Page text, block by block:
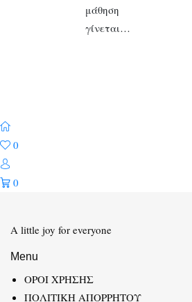
μάθηση
γίνεται…
0
0
A little joy for everyone
Menu
ΟΡΟΙ ΧΡΗΣΗΣ
ΠΟΛΙΤΙΚΗ ΑΠΟΡΡΗΤΟΥ